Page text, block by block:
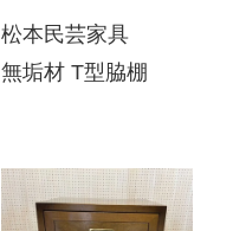
松本民芸家具
無垢材 T型脇棚